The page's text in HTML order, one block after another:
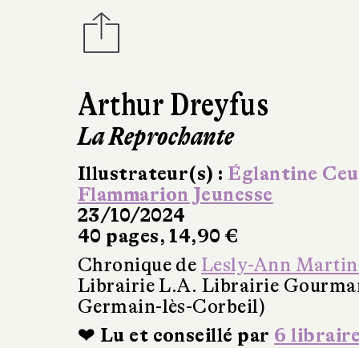
Arthur Dreyfus
La Reprochante
Illustrateur(s) : Églantine
Flammarion Jeunesse
23/10/2024
40 pages, 14,90 €
Chronique de Lesly-Ann
Librairie L.A. Librairie
Germain-lès-Corbeil)
❤ Lu et conseillé par 6